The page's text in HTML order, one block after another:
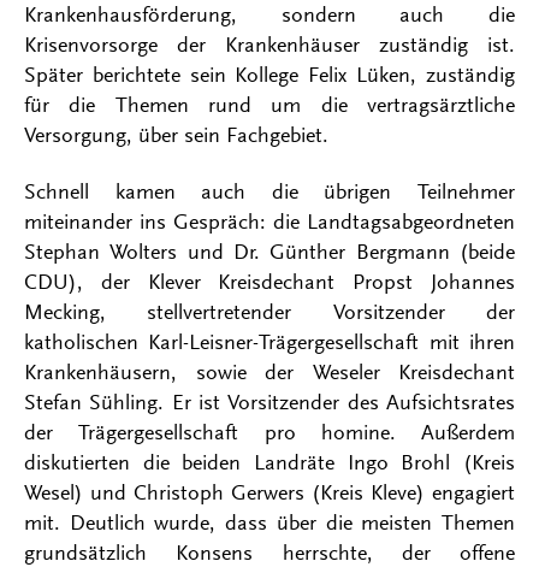
Krankenhausförderung, sondern auch die
Krisenvorsorge der Krankenhäuser zuständig ist.
Später berichtete sein Kollege Felix Lüken, zuständig
für die Themen rund um die vertragsärztliche
Versorgung, über sein Fachgebiet.
Schnell kamen auch die übrigen Teilnehmer
miteinander ins Gespräch: die Landtagsabgeordneten
Stephan Wolters und Dr. Günther Bergmann (beide
CDU), der Klever Kreisdechant Propst Johannes
Mecking, stellvertretender Vorsitzender der
katholischen Karl-Leisner-Trägergesellschaft mit ihren
Krankenhäusern, sowie der Weseler Kreisdechant
Stefan Sühling. Er ist Vorsitzender des Aufsichtsrates
der Trägergesellschaft pro homine. Außerdem
diskutierten die beiden Landräte Ingo Brohl (Kreis
Wesel) und Christoph Gerwers (Kreis Kleve) engagiert
mit. Deutlich wurde, dass über die meisten Themen
grundsätzlich Konsens herrschte, der offene